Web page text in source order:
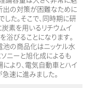
出の対策が困難なために
た。そこで、同時期に研
素を用いるリチウムイ
浴びることになります。
池の商品化はニッケル水
ニーと旭化成によるも
より、電気自動車とハイ
速に進みました。